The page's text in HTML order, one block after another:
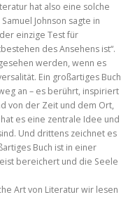
hat also eine solche
Johnson sagte in
einzige Test für
des Ansehens ist“.
werden, wenn es
Ein großartiges Buch
an – es berührt, inspiriert
von der Zeit und dem Ort,
es eine zentrale Idee und
Und drittens zeichnet es
Buch ist in einer
bereichert und die Seele
Art von Literatur wir lesen